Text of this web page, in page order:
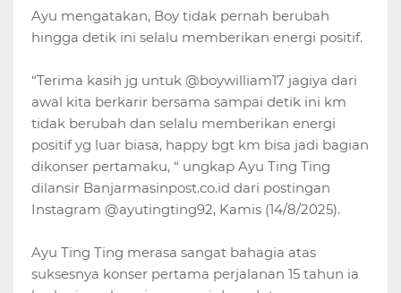
Ayu mengatakan, Boy tidak pernah berubah
hingga detik ini selalu memberikan energi positif.
“Terima kasih jg untuk @boywilliam17 jagiya dari
awal kita berkarir bersama sampai detik ini km
tidak berubah dan selalu memberikan energi
positif yg luar biasa, happy bgt km bisa jadi bagian
dikonser pertamaku, “ ungkap Ayu Ting Ting
dilansir Banjarmasinpost.co.id dari postingan
Instagram @ayutingting92, Kamis (14/8/2025).
Ayu Ting Ting merasa sangat bahagia atas
suksesnya konser pertama perjalanan 15 tahun ia